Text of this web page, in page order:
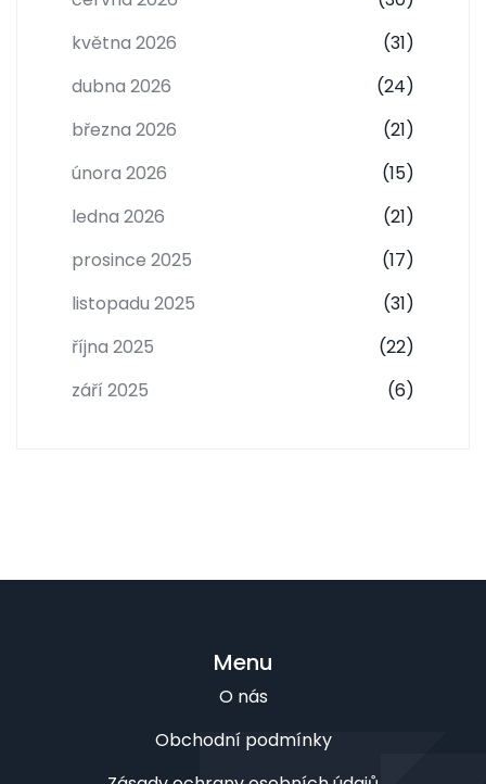
května 2026
(31)
dubna 2026
(24)
března 2026
(21)
února 2026
(15)
ledna 2026
(21)
prosince 2025
(17)
listopadu 2025
(31)
října 2025
(22)
září 2025
(6)
Menu
O nás
Obchodní podmínky